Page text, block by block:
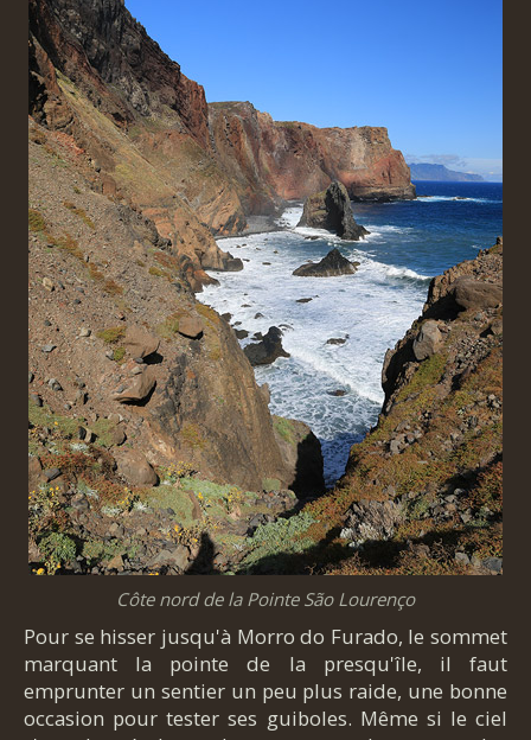
Côte nord de la Pointe São Lourenço
Pour se hisser jusqu'à Morro do Furado, le sommet
marquant la pointe de la presqu'île, il faut
emprunter un sentier un peu plus raide, une bonne
occasion pour tester ses guiboles. Même si le ciel